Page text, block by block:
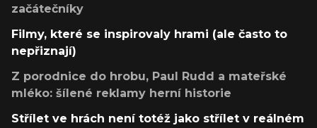
začátečníky
Filmy, které se inspirovaly hrami (ale často to
nepřiznají)
Z porodnice do hrobu, Paul Rudd a mateřské
mléko: šílené reklamy herní historie
Střílet ve hrách není totéž jako střílet v reálném